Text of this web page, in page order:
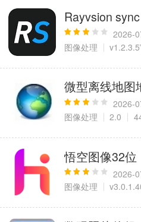
Rayvsion sync
2026-
图像处理
微型离线地图
2026-
图像处理
2.0
悟空图像32位
2026-
图像处理